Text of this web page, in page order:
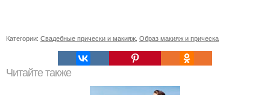
Категории: Свадебные прически и макияж Образ макияж и прическа
Читайте также